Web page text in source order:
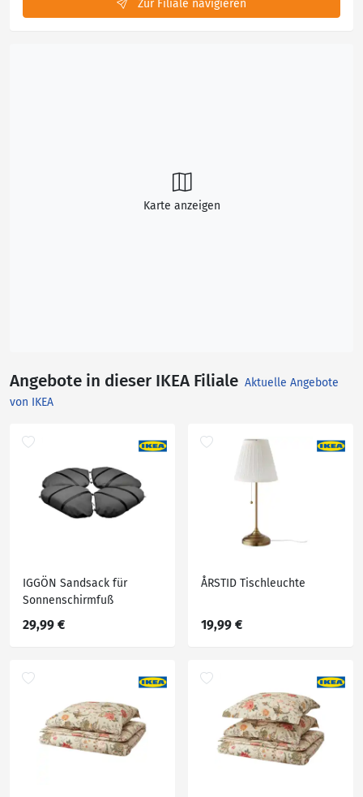
Zur Filiale navigieren
Karte anzeigen
Angebote in dieser IKEA Filiale Aktuelle Angebote
von IKEA
IGGÖN Sandsack für
Sonnenschirmfuß
29,99 €
ÅRSTID Tischleuchte
19,99 €